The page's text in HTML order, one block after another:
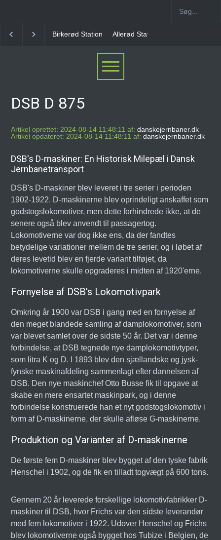
Birkerød Station Allerød Station
DSB D 875
Artikel oprettet: 2024-08-14 11:48:11 af: danskejernbaner.dk
Artikel opdateret: 2024-08-14 11:48:11 af: danskejernbaner.dk
DSB's D-maskiner: En Historisk Milepæl i Dansk
Jernbanetransport
DSB's D-maskiner blev leveret i tre serier i perioden
1902-1922. D-maskinerne blev oprindeligt anskaffet som
godstogslokomotiver, men dette forhindrede ikke, at de
senere også blev anvendt til passagertog.
Lokomotiverne var dog ikke ens, da der fandtes
betydelige variationer mellem de tre serier, og i løbet af
deres levetid blev en fjerde variant tilføjet, da
lokomotiverne skulle opgraderes i midten af 1920'erne.
Fornyelse af DSB's Lokomotivpark
Omkring år 1900 var DSB i gang med en fornyelse af
den meget blandede samling af damplokomotiver, som
var blevet samlet over de sidste 50 år. Det var i denne
forbindelse, at DSB tegnede nye damplokomotivtyper,
som litra K og D. I 1893 blev den sjællandske og jysk-
fynske maskinafdeling sammenlagt efter dannelsen af
DSB. Den nye maskinchef Otto Busse fik til opgave at
skabe en mere ensartet maskinpark, og i denne
forbindelse konstruerede han et nyt godstogslokomotiv i
form af D-maskinerne, der skulle afløse G-maskinerne.
Produktion og Varianter af D-maskinerne
De første fem D-maskiner blev bygget af den tyske fabrik
Henschel i 1902, og de fik en tilladt togvægt på 600 tons.
Gennem 20 år leverede forskellige lokomotivfabrikker D-
maskiner til DSB, hvor Frichs var den sidste leverandør
med fem lokomotiver i 1922. Udover Henschel og Frichs
blev lokomotiverne også bygget hos Tubize i Belgien, de